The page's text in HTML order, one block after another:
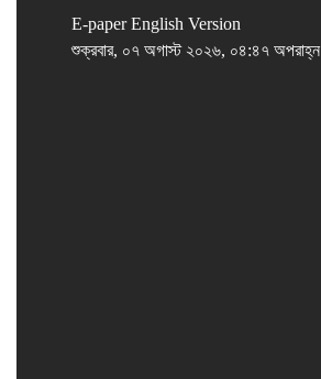
E-paper English Version
শুক্রবার, ০৭ অগাস্ট ২০২৬, ০৪:৪৭ অপরাহ্ন